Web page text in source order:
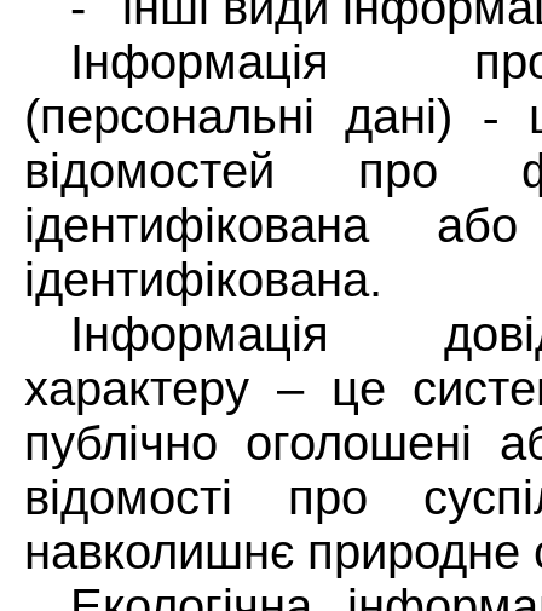
Інформація
(персональні дані) -
відомостей
про
ідентифікована
ідентифікована.
Інформація
характеру – це
публічно оголошені
відомості
про
навколишнє